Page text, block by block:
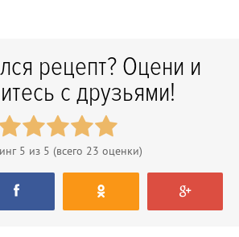
рецепт? Оцени и
с друзьями!
5 из 5 (всего 23 оценки)